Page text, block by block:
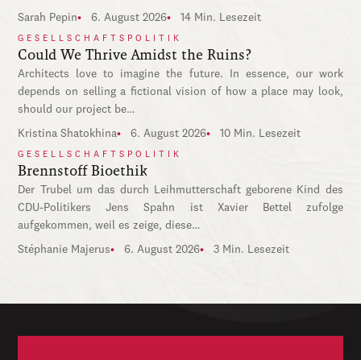
Sarah Pepin 6. August 2026 14 Min. Lesezeit
GESELLSCHAFTSPOLITIK
Could We Thrive Amidst the Ruins?
Architects love to imagine the future. In essence, our work
depends on selling a fictional vision of how a place may look,
should our project be…
Kristina Shatokhina 6. August 2026 10 Min. Lesezeit
GESELLSCHAFTSPOLITIK
Brennstoff Bioethik
Der Trubel um das durch Leihmutterschaft geborene Kind des
CDU-Politikers Jens Spahn ist Xavier Bettel zufolge
aufgekommen, weil es zeige, diese…
Stéphanie Majerus 6. August 2026 3 Min. Lesezeit